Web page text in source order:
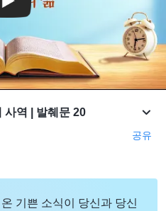
역 | 발췌문 20
공유
기쁜 소식이 당신과 당신